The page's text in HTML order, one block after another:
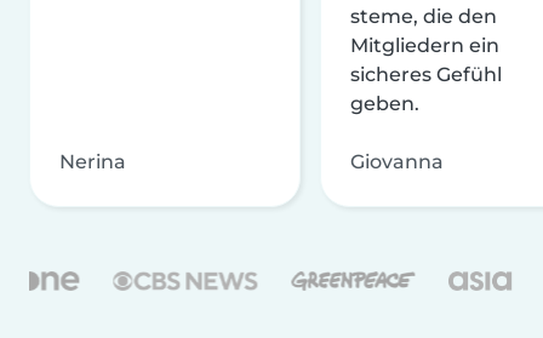
Nerina
steme, die den
Mitgliedern ein
sicheres Gefühl
geben.
Giovanna